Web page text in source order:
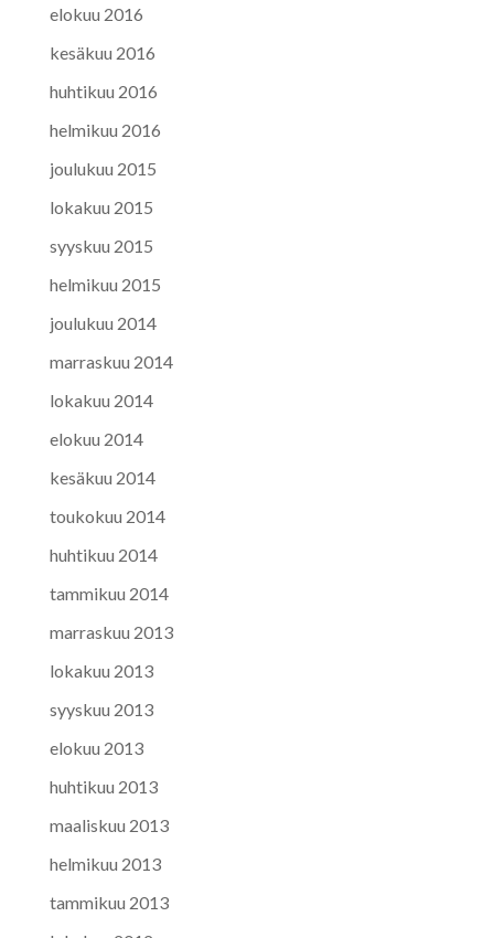
elokuu 2016
kesäkuu 2016
huhtikuu 2016
helmikuu 2016
joulukuu 2015
lokakuu 2015
syyskuu 2015
helmikuu 2015
joulukuu 2014
marraskuu 2014
lokakuu 2014
elokuu 2014
kesäkuu 2014
toukokuu 2014
huhtikuu 2014
tammikuu 2014
marraskuu 2013
lokakuu 2013
syyskuu 2013
elokuu 2013
huhtikuu 2013
maaliskuu 2013
helmikuu 2013
tammikuu 2013